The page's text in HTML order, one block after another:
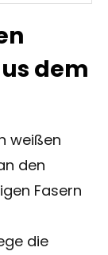
dem
weißen
den
Fasern
die